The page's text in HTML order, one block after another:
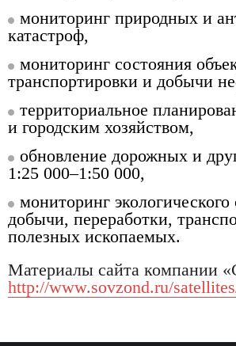
мониторинг природных и
катастроф,
мониторинг состояния
транспортировки и добычи
территориальное
и городским хозяйством,
обновление дорожных и
1:25 000–1:50 000,
мониторинг
добычи, переработки,
полезных ископаемых.
Материалы сайта компании
http://www.sovzond.ru/